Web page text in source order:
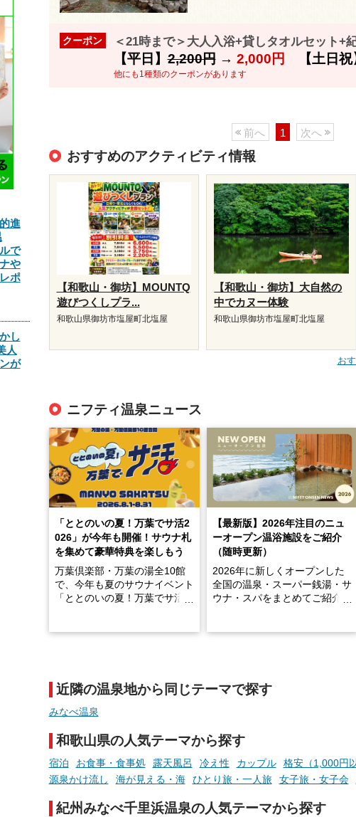
クーポン ＜21時まで＞大人入浴+貸しタオルセット+
【平日】2,200円→ 2,000円 【土日祝
他にも1種類のクーポンがあります
前へ 1 次へ
おすすめのアクティビティ情報
【和歌山・御坊】MOUNTQ
遊びつくしプラ...
和歌山県御坊市塩屋町北塩屋
【和歌山・御坊】大自然の
中でカヌー体験
和歌山県御坊市塩屋町北塩屋
お
ニフティ温泉ニュース
「ととのいの夏！万葉でサ活2
026」が今年も開催！サウナ札
を集めて豪華特典を楽しもう
万葉倶楽部・万葉の湯全10館
で、今年も夏のサウナイベント
「ととのいの夏！万葉でサ活2
札」を集めることで、オリジナ
ルグッズや無料券などの特典と
交換可能。
さらに、各館ではアロマロウリ
ュやアウフグースなど、サウナ
好きにはたまらない多彩なイベ
ントも予定されています。ぜひ
チェックしてください！
【最新版】2026年注目のニュ
ーオープン温浴施設をご紹介
（随時更新）
2026年に新しくオープンした
全国の温泉・スーパー銭湯・サ
ウナ・スパをまとめてご紹介！
現地取材記事もあわせて紹介し
先の参考にしてみてください
ね。
近隣の温泉地から同じテーマで探す
みなべ温泉
和歌山県の人気テーマから探す
宿泊 お食事・食事処 露天風呂 冷え性 カップル 格安（1,000円以
源泉かけ流し
海が見える・海 ひとり旅・一人旅 女子旅・女子会
紀州みなべ千里浜温泉の人気テーマから探す
進
で
や
ポ
し
人
が